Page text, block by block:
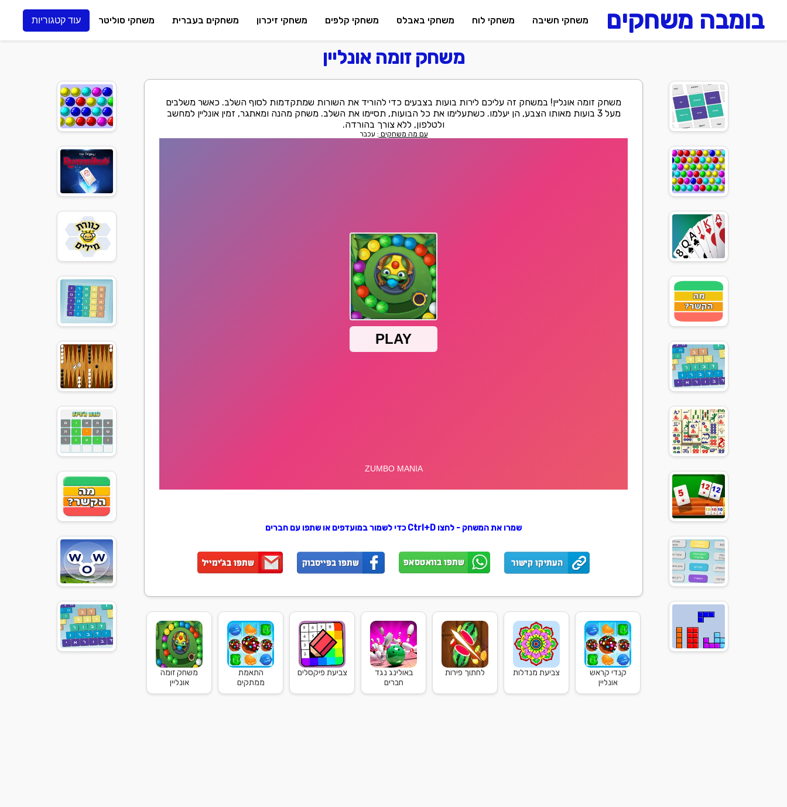
בומבה משחקים משחקי חשיבה משחקי לוח משחקי באבלס משחקי קלפים משחקי זיכרון משחקים בעברית משחקי סוליטר עוד קטגוריות
משחק זומה אונליין
משחק זומה אונליין! במשחק זה עליכם לירות בועות בצבעים כדי להוריד את השורות שמתקדמות לסוף השלב. כאשר משלבים
מעל 3 בועות מאותו הצבע, הן יעלמו. כשתעלימו את כל הבועות, תסיימו את השלב. משחק מהנה ומאתגר, זמין אונליין למחשב
ולטלפון, ללא צורך בהורדה.
עם מה משחקים : עכבר
שמרו את המשחק - לחצו Ctrl+D כדי לשמור במועדפים או שתפו עם חברים
קנדי קראש
אונליין
צביעת מנדלות לחתוך פירות
באולינג נגד
חברים
צביעת פיקסלים
התאמת
ממתקים
משחק זומה
אונליין